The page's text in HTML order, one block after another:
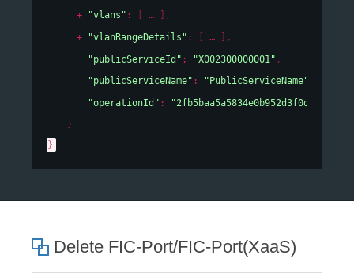
"vlans" :
,
"vlanRangeDetails" :
,
"publicServiceId" : "X002300000001" ,
"publicServiceName" : "PublicServiceName"
"operationId" :
}
}
Delete FIC-Port/FIC-Port(XaaS)